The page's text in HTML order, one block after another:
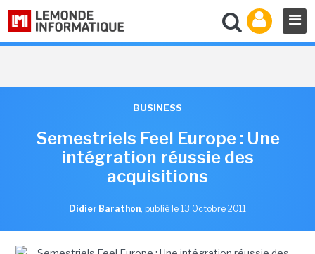
BUSINESS
Semestriels Feel Europe : Une
intégration réussie des
acquisitions
Didier Barathon, publié le 13 Octobre 2011